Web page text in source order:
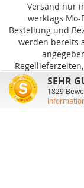
Versand nur
werktags
Bestellung und
werden bereits
EinzelfallSEHR
1829